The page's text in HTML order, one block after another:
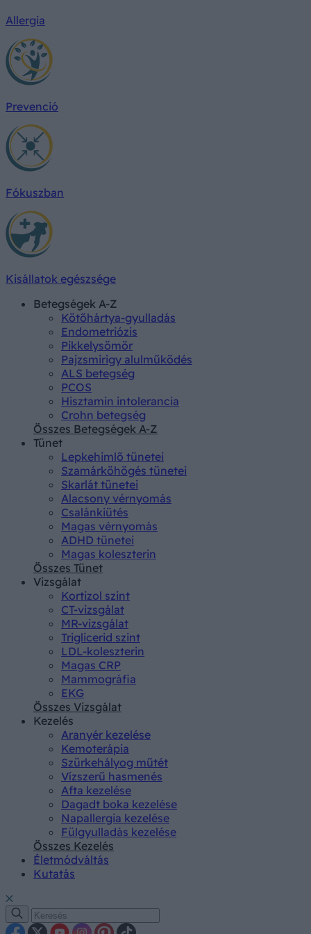
Allergia
Prevenció
Fókuszban
Kisállatok egészsége
Betegségek A-Z
Kötőhártya-gyulladás
Endometriózis
Pikkelysömör
Pajzsmirigy alulműködés
ALS betegség
PCOS
Hisztamin intolerancia
Crohn betegség
Összes Betegségek A-Z
Tünet
Lepkehimlő tünetei
Szamárköhögés tünetei
Skarlát tünetei
Alacsony vérnyomás
Csalánkiütés
Magas vérnyomás
ADHD tünetei
Magas koleszterin
Összes Tünet
Vizsgálat
Kortizol szint
CT-vizsgálat
MR-vizsgálat
Triglicerid szint
LDL-koleszterin
Magas CRP
Mammográfia
EKG
Összes Vizsgálat
Kezelés
Aranyér kezelése
Kemoterápia
Szürkehályog műtét
Vízszerű hasmenés
Afta kezelése
Dagadt boka kezelése
Napallergia kezelése
Fülgyulladás kezelése
Összes Kezelés
Életmódváltás
Kutatás